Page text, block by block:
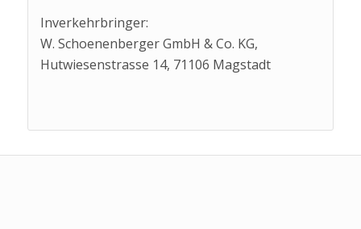
Inverkehrbringer:
W. Schoenenberger GmbH & Co. KG,
Hutwiesenstrasse 14, 71106 Magstadt